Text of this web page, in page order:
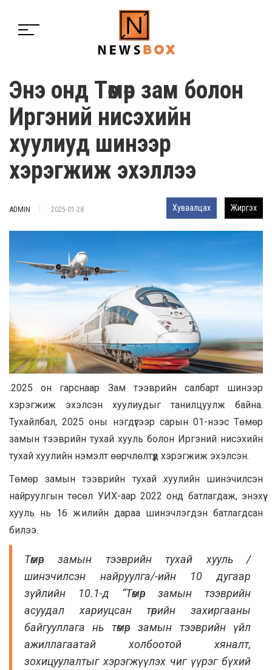
Энэ онд Төмөр зам болон
Иргэний нисэхийн
хуулиуд шинээр
хэрэгжиж эхэллээ
ADMIN 2025-01-28 Хуваалцах Жиргэх
.2025 он гарснаар Зам тээврийн салбарт шинээр
хэрэгжиж эхэлсэн хуулиудыг танилцуулж байна.
Тухайлбал, 2025 оны нэгдүгээр сарын 01-нээс Төмөр
замын тээврийн тухай хууль болон Иргэний нисэхийн
тухай хуулийн нэмэлт өөрчлөлтүүд хэрэгжиж эхэлсэн.
Төмөр замын тээврийн тухай хуулийн шинэчилсэн
найруулгын төсөл УИХ-аар 2022 онд батлагдаж, энэхүү
хууль нь 16 жилийн дараа шинэчлэгдэн батлагдсан
билээ.
Төмөр замын тээврийн тухай хууль /
шинэчилсэн найруулга/-ийн 10 дугаар
зүйлийн 10.1-д “Төмөр замын тээврийн
асуудал хариуцсан төрийн захиргааны
байгууллага нь төмөр замын тээврийн үйл
ажиллагаатай холбоотой хяналт,
зохицуулалтыг хэрэгжүүлэх чиг үүрэг бүхий